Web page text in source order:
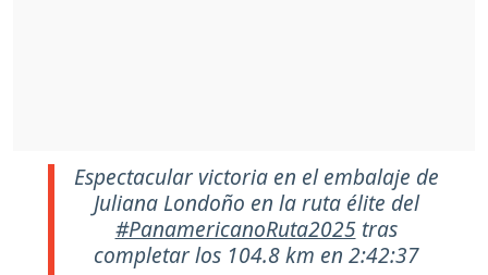
Espectacular victoria en el embalaje de
Juliana Londoño en la ruta élite del
#PanamericanoRuta2025tras
completar los 104.8 km en 2:42:37